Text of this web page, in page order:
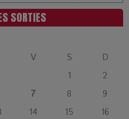
à l’ère des
et vraie tragédie
: Rumilly interroge
SORTIES
V S
D
1
2
7 8
9
14 15
16